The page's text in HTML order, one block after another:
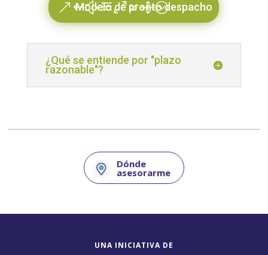
Modelo de pronto despacho
¿Qué se entiende por "plazo
razonable"?
Dónde
asesorarme
UNA INICIATIVA DE